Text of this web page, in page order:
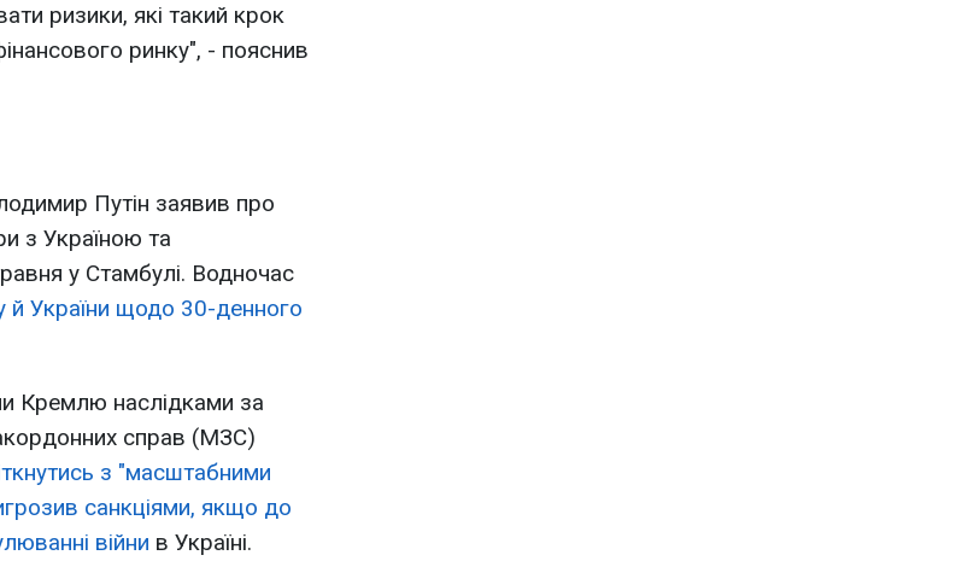
ризики, які такий крок
ринку", - пояснив
Путін заявив про
з Україною та
у Стамбулі. Водночас
й України щодо 30-денного
Кремлю наслідками за
справ (МЗС)
з "масштабними
санкціями, якщо до
війни в Україні.